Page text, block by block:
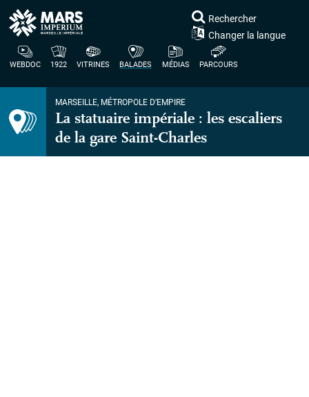
WEBDOC 1922 VITRINES BALADES MÉDIAS PARCOURS
Rechercher
Changer la langue
MARSEILLE, MÉTROPOLE D’EMPIRE
La statuaire impériale : les escaliers
de la gare Saint-Charles